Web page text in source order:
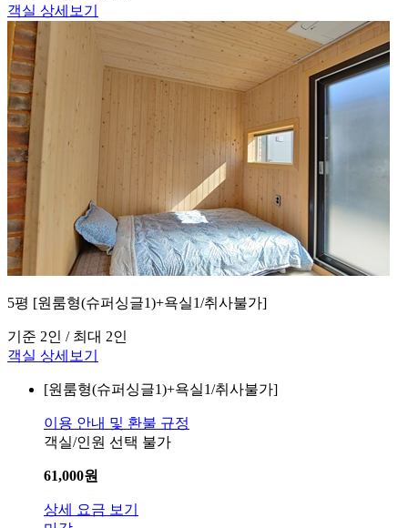
객실 상세보기
5평 [원룸형(슈퍼싱글1)+욕실1/취사불가]
기준 2인 / 최대 2인
객실 상세보기
[원룸형(슈퍼싱글1)+욕실1/취사불가]
이용 안내 및 환불 규정
객실/인원 선택 불가
61,000원
상세 요금 보기